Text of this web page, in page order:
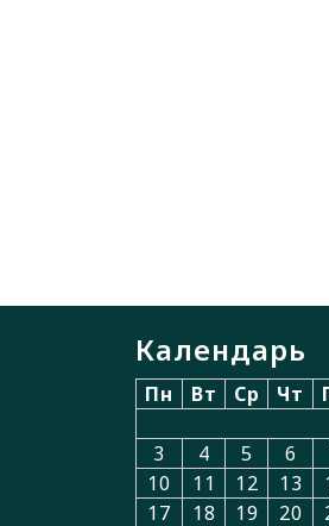
Календарь
Пн Вт Ср Чт
3
4 5 6
10
11 12 13
17
18 19 20